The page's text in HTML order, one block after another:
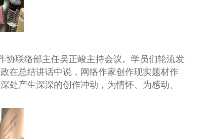
协联络部主任吴正峻主持会议。学员们轮流发
在总结讲话中说，网络作家创作现实题材作
处产生深深的创作冲动，为情怀、为感动、